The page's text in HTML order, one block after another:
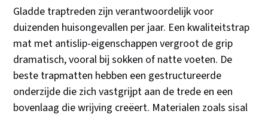
Gladde traptreden zijn verantwoordelijk voor
duizenden huisongevallen per jaar. Een kwaliteitstrap
mat met antislip-eigenschappen vergroot de grip
dramatisch, vooral bij sokken of natte voeten. De
beste trapmatten hebben een gestructureerde
onderzijde die zich vastgrijpt aan de trede en een
bovenlaag die wrijving creëert. Materialen zoals sisal